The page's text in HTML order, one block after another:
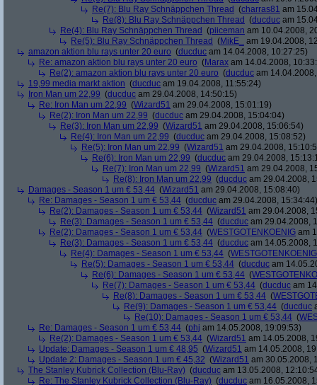
Re(7): Blu Ray Schnäppchen Thread (charras81 am
Re(8): Blu Ray Schnäppchen Thread (ducduc am
Re(4): Blu Ray Schnäppchen Thread (piiceman am 10.04.2008,
Re(5): Blu Ray Schnäppchen Thread (MikE_
am 19.04.2008,
amazon aktion blu rays unter 20 euro (ducduc am 14.04.2008, 10:27:25)
Re: amazon aktion blu rays unter 20 euro (Marax am 14.04.2008,
Re(2): amazon aktion blu rays unter 20 euro (ducduc am
19,99 media markt aktion (ducduc am 19.04.2008, 11:55:24)
Iron Man um 22,99 (ducduc am 29.04.2008, 14:50:15)
Re: Iron Man um 22,99 (Wizard51 am 29.04.2008, 15:01:19)
Re(2): Iron Man um 22,99 (ducduc am 29.04.2008, 15:04:04)
Re(3): Iron Man um 22,99 (Wizard51 am 29.04.2008, 15:06:54)
Re(4): Iron Man um 22,99 (ducduc am 29.04.2008, 15:08:52)
Re(5): Iron Man um 22,99 (Wizard51 am 29.04.2008,
Re(6): Iron Man um 22,99 (ducduc am 29.04.2008,
Re(7): Iron Man um 22,99 (Wizard51 am 29.04.2008,
Re(8): Iron Man um 22,99 (ducduc am 29.04.2008,
Damages - Season 1 um € 53,44 (Wizard51 am 29.04.2008, 15:08:40)
Re: Damages - Season 1 um € 53,44 (ducduc am 29.04.2008, 15:34:44)
Re(2): Damages - Season 1 um € 53,44 (Wizard51 am 29.04.2008,
Re(3): Damages - Season 1 um € 53,44 (ducduc am 29.04.2008,
Re(2): Damages - Season 1 um € 53,44 (WESTGOTENKOENIG am
Re(3): Damages - Season 1 um € 53,44 (ducduc am 14.05.2008,
Re(4): Damages - Season 1 um € 53,44 (WESTGOTENKOENIG
Re(5): Damages - Season 1 um € 53,44 (ducduc am
Re(6): Damages - Season 1 um € 53,44 (
Re(7): Damages - Season 1 um € 53,44 (ducduc am
Re(8): Damages - Season 1 um € 53,44 (
Re(9): Damages - Season 1 um € 53,44 (ducduc
Re(10): Damages - Season 1 um € 53,44 (
Re: Damages - Season 1 um € 53,44 (phj am 14.05.2008, 19:09:53)
Re(2): Damages - Season 1 um € 53,44 (Wizard51 am 14.05.2008,
Update: Damages - Season 1 um € 48,95 (Wizard51 am 14.05.2008,
Update 2: Damages - Season 1 um € 45,32 (Wizard51 am 30.05.2008,
The Stanley Kubrick Collection (Blu-Ray) (ducduc am 13.05.2008,
Re: The Stanley Kubrick Collection (Blu-Ray) (ducduc am 16.05.2008,